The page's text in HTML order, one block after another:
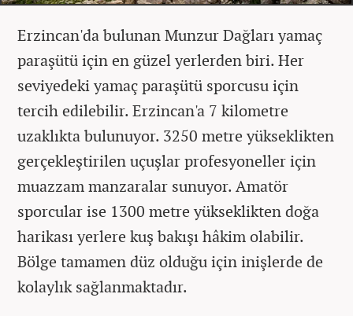
Erzincan'da bulunan Munzur Dağları yamaç
paraşütü için en güzel yerlerden biri. Her
seviyedeki yamaç paraşütü sporcusu için
tercih edilebilir. Erzincan'a 7 kilometre
uzaklıkta bulunuyor. 3250 metre yükseklikten
gerçekleştirilen uçuşlar profesyoneller için
muazzam manzaralar sunuyor. Amatör
sporcular ise 1300 metre yükseklikten doğa
harikası yerlere kuş bakışı hâkim olabilir.
Bölge tamamen düz olduğu için inişlerde de
kolaylık sağlanmaktadır.